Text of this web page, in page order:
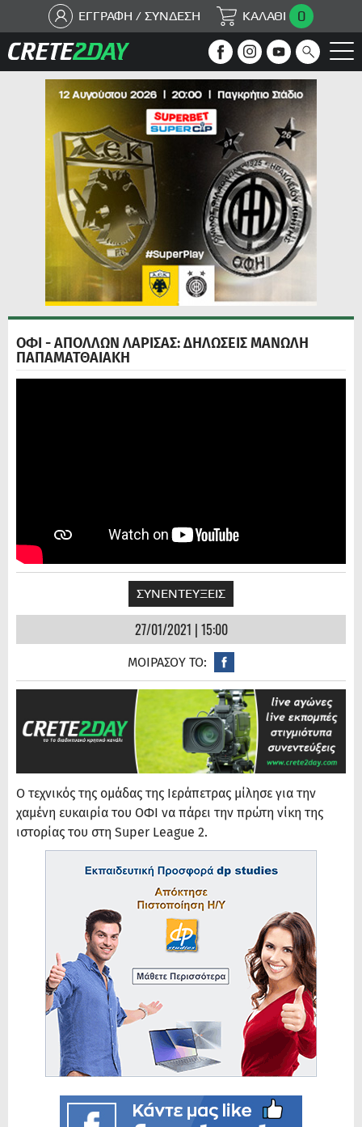
ΕΓΓΡΑΦΗ / ΣΥΝΔΕΣΗ ΚΑΛΑΘΙ 0
ΟΦΙ - ΑΠΟΛΛΩΝ ΛΑΡΙΣΑΣ: ΔΗΛΩΣΕΙΣ ΜΑΝΩΛΗ
ΠΑΠΑΜΑΤΘΑΙΑΚΗ
ΣΥΝΕΝΤΕΥΞΕΙΣ
27/01/2021 | 15:00
ΜΟΙΡΑΣΟΥ ΤΟ:
Ο τεχνικός της ομάδας της Ιεράπετρας μίλησε για την
χαμένη ευκαιρία του ΟΦΙ να πάρει την πρώτη νίκη της
ιστορίας του στη Super League 2.